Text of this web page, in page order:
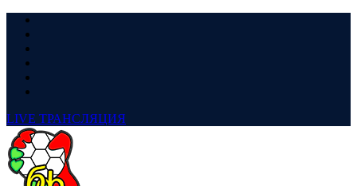
LIVE ТРАНСЛЯЦИЯ